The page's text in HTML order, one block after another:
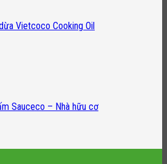
Vietcoco Cooking Oil
Sauceco – Nhà hữu cơ